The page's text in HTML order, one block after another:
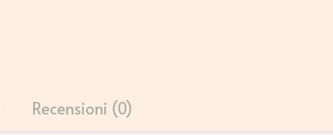
Recensioni (0)